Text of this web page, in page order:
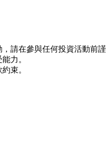
請在參與任何投資活動前謹
力。
束。